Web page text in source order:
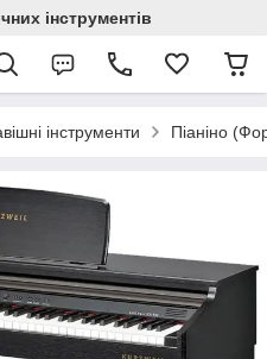
інструментів
інструменти Піаніно